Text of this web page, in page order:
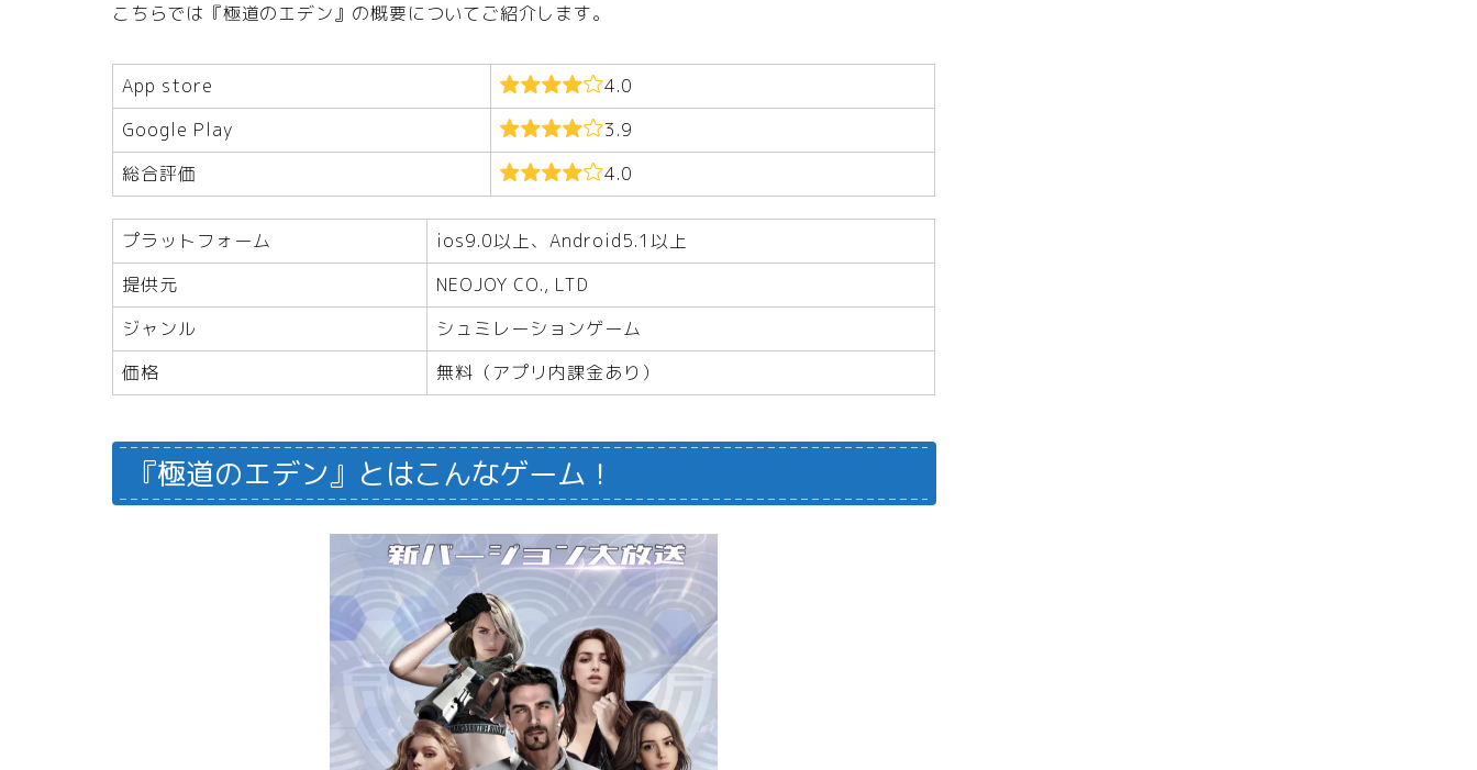
こちらでは『極道のエデン』の概要についてご紹介します。
App store
4.0
Google Play
3.9
総合評価
4.0
プラットフォーム
ios9.0以上、Android5.1以上
提供元
NEOJOY CO., LTD
ジャンル
シュミレーションゲーム
価格
無料（アプリ内課金あり）
『極道のエデン』とはこんなゲーム！